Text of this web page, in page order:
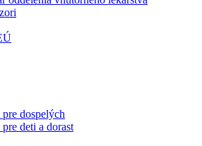
dospelých
deti a dorast